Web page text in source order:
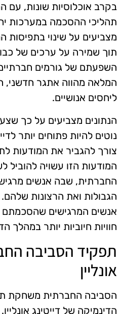
בקרב אוכלוסיות שונות, עם
תהליכי ההסכמה במערכות
מצביעים על שינוי בתפיסות
תוך שמירה על ערכים של
השפעתם של גורמים
המלאה מהווה אתגר חדשני,
ליחסים אנושיים.
הנתונים מצביעים על כך
נוטים להיות פתוחים יותר
צורך להגביר את המודעות
המודעות הזו עשויה להוביל
החברתית, שבה אנשים
הגבולות ואת הרצונות
אנשים המרגישים שהסכמתם
חוויות חיוביות יותר במהלך
תפקיד הסביבה
אונליין
הסביבה החברתית משחקת
הדינמיקה של דייטינג